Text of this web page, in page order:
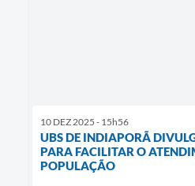
10 DEZ 2025 - 15h56
UBS DE INDIAPORÃ
PARA FACILITAR O
POPULAÇÃO